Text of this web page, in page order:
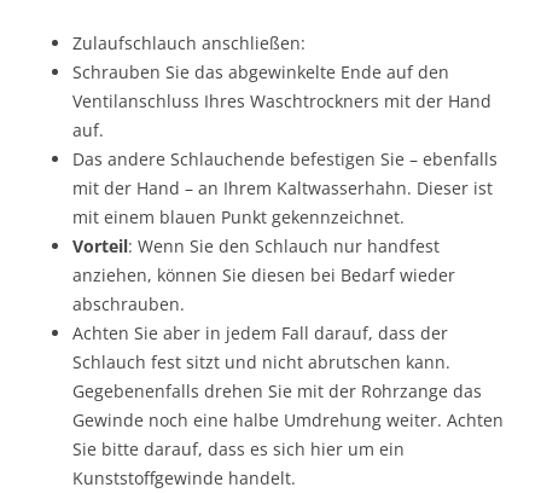
Zulaufschlauch anschließen:
Schrauben Sie das abgewinkelte Ende auf den
Ventilanschluss Ihres Waschtrockners mit der Hand
auf.
Das andere Schlauchende befestigen Sie – ebenfalls
mit der Hand – an Ihrem Kaltwasserhahn. Dieser ist
mit einem blauen Punkt gekennzeichnet.
Vorteil: Wenn Sie den Schlauch nur handfest
anziehen, können Sie diesen bei Bedarf wieder
abschrauben.
Achten Sie aber in jedem Fall darauf, dass der
Schlauch fest sitzt und nicht abrutschen kann.
Gegebenenfalls drehen Sie mit der Rohrzange das
Gewinde noch eine halbe Umdrehung weiter. Achten
Sie bitte darauf, dass es sich hier um ein
Kunststoffgewinde handelt.